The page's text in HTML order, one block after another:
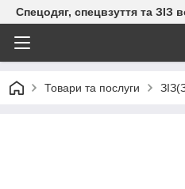
Спецодяг, спецвзуття та ЗІЗ
Товари та послуги